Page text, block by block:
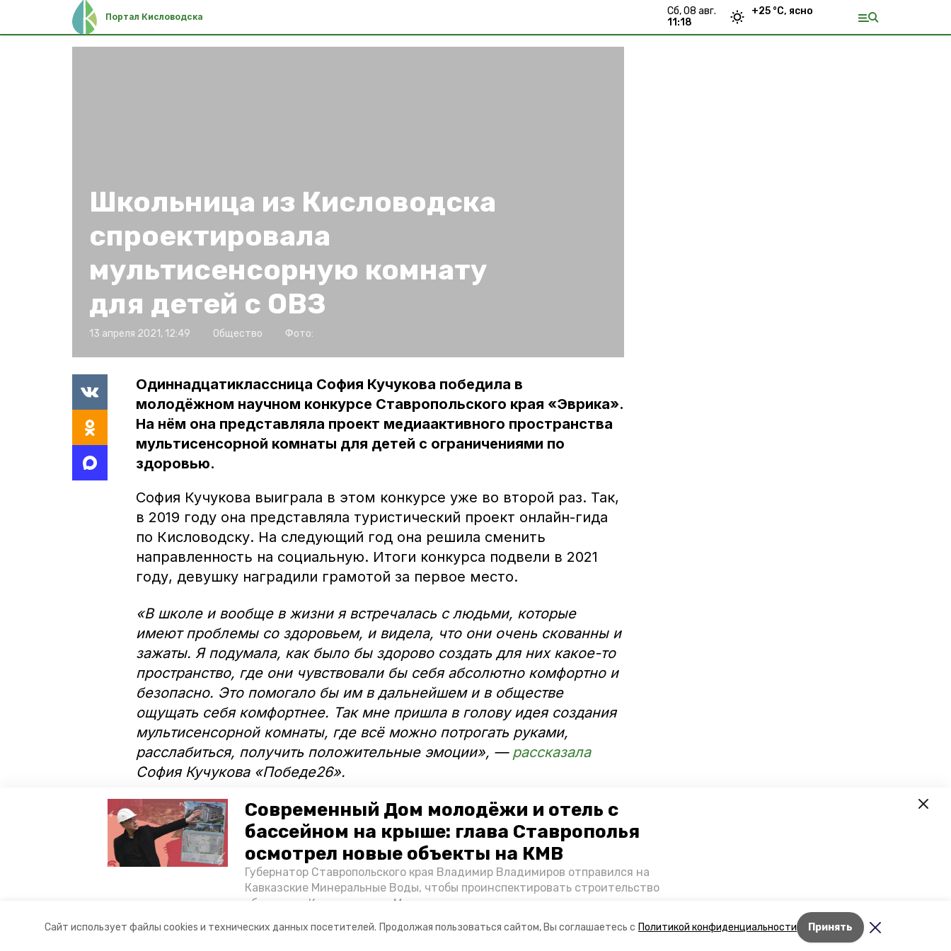
Сайт использует файлы cookies и технических данных посетителей. Продолжая пользоваться сайтом, Вы соглашаетесь с Политикой конфиденциальности Принять
Современный Дом молодёжи и отель с
бассейном на крыше: глава Ставрополья
осмотрел новые объекты на КМВ
Губернатор Ставропольского края Владимир Владимиров отправился на
Кавказские Минеральные Воды, чтобы проинспектировать строительство
объектов в Кисловодске и Минводах, а также выслушать предложения о
материале «Победы26».
Портал Кисловодска
сб, 08 авг.
11:18
+25 °С, ясно
Лента новостей
Школьница из Кисловодска
спроектировала
мультисенсорную комнату
для детей с ОВЗ
13 апреля 2021, 12:49 Общество Фото:
Одиннадцатиклассница София Кучукова победила в
молодёжном научном конкурсе Ставропольского края «Эврика».
На нём она представляла проект медиаактивного пространства
мультисенсорной комнаты для детей с ограничениями по
здоровью.
София Кучукова выиграла в этом конкурсе уже во второй раз. Так,
в 2019 году она представляла туристический проект онлайн-гида
по Кисловодску. На следующий год она решила сменить
направленность на социальную. Итоги конкурса подвели в 2021
году, девушку наградили грамотой за первое место.
«В школе и вообще в жизни я встречалась с людьми, которые
имеют проблемы со здоровьем, и видела, что они очень скованны и
зажаты. Я подумала, как было бы здорово создать для них какое-то
пространство, где они чувствовали бы себя абсолютно комфортно и
безопасно. Это помогало бы им в дальнейшем и в обществе
ощущать себя комфортнее. Так мне пришла в голову идея создания
мультисенсорной комнаты, где всё можно потрогать руками,
расслабиться, получить положительные эмоции», — рассказала
София Кучукова «Победе26».
Школьница считает, что такие комнаты должны быть в каждой
школе. Чтобы реализовать проект необходимо финансирование, а
также специалисты по работе с детьми с ОВЗ.
Фото: София Кучукова